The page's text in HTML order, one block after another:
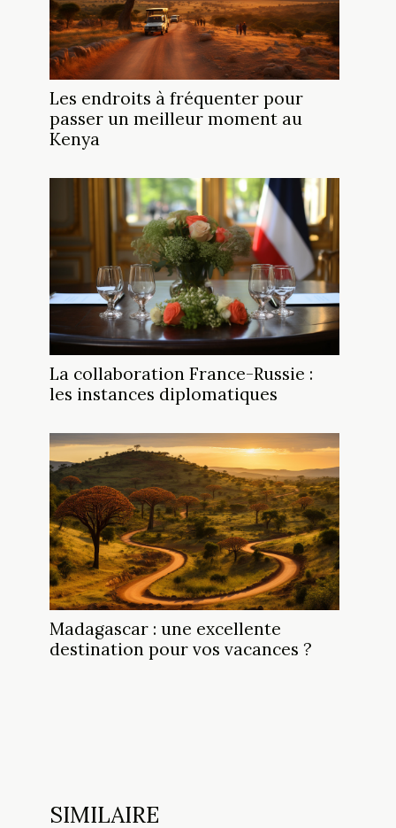
Les endroits à fréquenter pour
passer un meilleur moment au
Kenya
La collaboration France-Russie :
les instances diplomatiques
Madagascar : une excellente
destination pour vos vacances ?
SIMILAIRE